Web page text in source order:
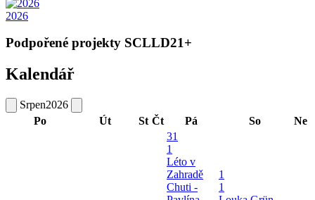
2026
Podpořené projekty SCLLD21+
Kalendář
Srpen2026
Po
Út St Čt Pá So Ne
31
1
Léto v
Zahradě
Chuti -
1
1